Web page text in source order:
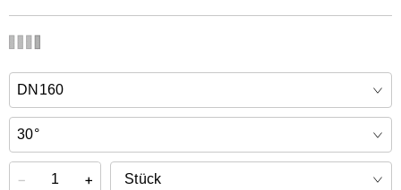
Online kaufen &
− +